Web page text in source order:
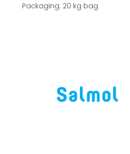
Packaging: 20 kg bag